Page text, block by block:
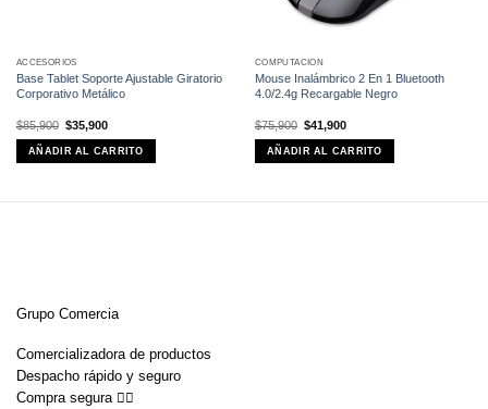
ACCESORIOS
Base Tablet Soporte Ajustable Giratorio
Corporativo Metálico
$85,900 El
precio
original
era:
$85,900.
$35,900El
actual
es:
$35,900.
AÑADIR AL CARRITO
COMPUTACIÓN
Mouse Inalámbrico 2 En 1 Bluetooth
4.0/2.4g Recargable Negro
$75,900 El
precio
original
era:
$75,900.
$41,900El
actual
es:
$41,900.
AÑADIR AL CARRITO
Grupo Comercia
Comercializadora de productos
Despacho rápido y seguro
Compra segura 👇🏼